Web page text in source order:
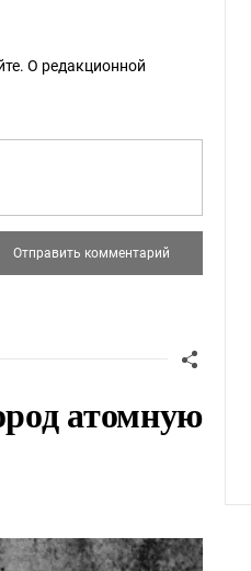
О редакционной
атомную